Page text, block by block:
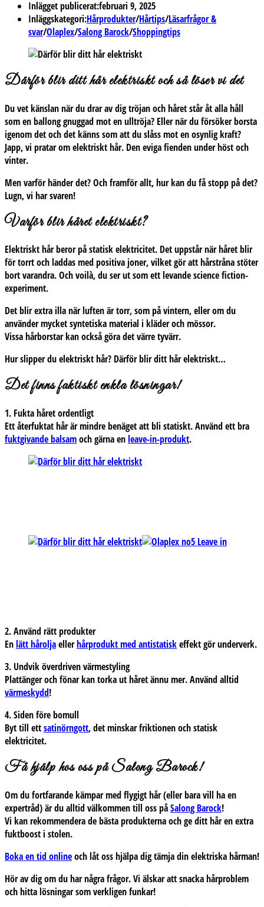
Inlägget publicerat:februari 9, 2025
Inläggskategori:Hårprodukter/Hårtips/Läsarfrågor &
svar/Olaplex/Salong Barock/Shoppingtips
Därför blir ditt hår elektriskt och så löser vi det
Du vet känslan när du drar av dig tröjan och håret står åt alla håll
som en ballong gnuggad mot en ulltröja? Eller när du försöker borsta
igenom det och det känns som att du slåss mot en osynlig kraft?
Japp, vi pratar om elektriskt hår. Den eviga fienden under höst och
vinter.
Men varför händer det? Och framför allt, hur kan du få stopp på det?
Lugn, vi har svaren!
Varför blir håret elektriskt?
Elektriskt hår beror på statisk elektricitet. Det uppstår när håret blir
för torrt och laddas med positiva joner, vilket gör att hårstråna stöter
bort varandra. Och voilà, du ser ut som ett levande science fiction-
experiment.
Det blir extra illa när luften är torr, som på vintern, eller om du
använder mycket syntetiska material i kläder och mössor.
Vissa hårborstar kan också göra det värre tyvärr.
Hur slipper du elektriskt hår? Därför blir ditt hår elektriskt…
Det finns faktiskt enkla lösningar!
1. Fukta håret ordentligt
Ett återfuktat hår är mindre benäget att bli statiskt. Använd ett bra
fuktgivande balsamoch gärna enleave-in-produkt.
2. Använd rätt produkter
Enlätt håroljaellerhårprodukt med antistatiskeffekt gör underverk.
3. Undvik överdriven värmestyling
Plattänger och fönar kan torka ut håret ännu mer. Använd alltid
värmeskydd!
4. Siden före bomull
Byt till ettsatinörngott, det minskar friktionen och statisk
elektricitet.
Få hjälp hos oss på Salong Barock!
Om du fortfarande kämpar med flygigt hår (eller bara vill ha en
expertråd) är du alltid välkommen till oss påSalong Barock!
Vi kan rekommendera de bästa produkterna och ge ditt hår en extra
fuktboost i stolen.
Boka en tid onlineoch låt oss hjälpa dig tämja din elektriska hårman!
Hör av dig om du har några frågor. Vi älskar att snacka hårproblem
och hitta lösningar som verkligen funkar!